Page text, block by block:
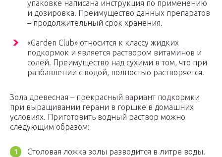
упаковке написана инструкция по применению
и дозировка. Преимущество данных препаратов
– продолжительный срок хранения.
«Garden Club» относится к классу жидких
подкормок и является раствором витаминов и
солей. Преимущество над сухими в том, что при
разбавлении с водой, полностью растворяется.
Зола древесная – прекрасный вариант подкормки
при выращивании герани в горшке в домашних
условиях. Приготовить водный раствор можно
следующим образом:
Столовая ложка золы разводится в литре воды.